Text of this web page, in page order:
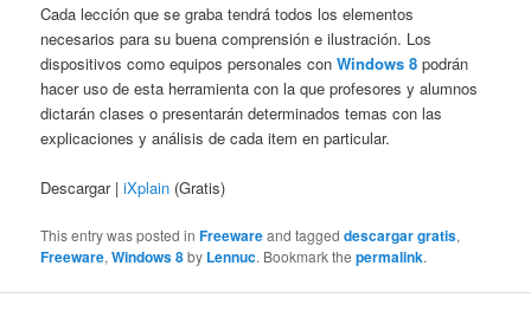
Cada lección que se graba tendrá todos los elementos
necesarios para su buena comprensión e ilustración. Los
dispositivos como equipos personales conWindows 8 podrán
hacer uso de esta herramienta con la que profesores y alumnos
dictarán clases o presentarán determinados temas con las
explicaciones y análisis de cada item en particular.
Descargar |iXplain (Gratis)
This entry was posted inFreewareand taggeddescargar gratis,
Freeware,Windows 8by Lennuc. Bookmark thepermalink.